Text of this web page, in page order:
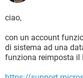
ciao,
con un account
di sistema ad una
funziona reimposta il